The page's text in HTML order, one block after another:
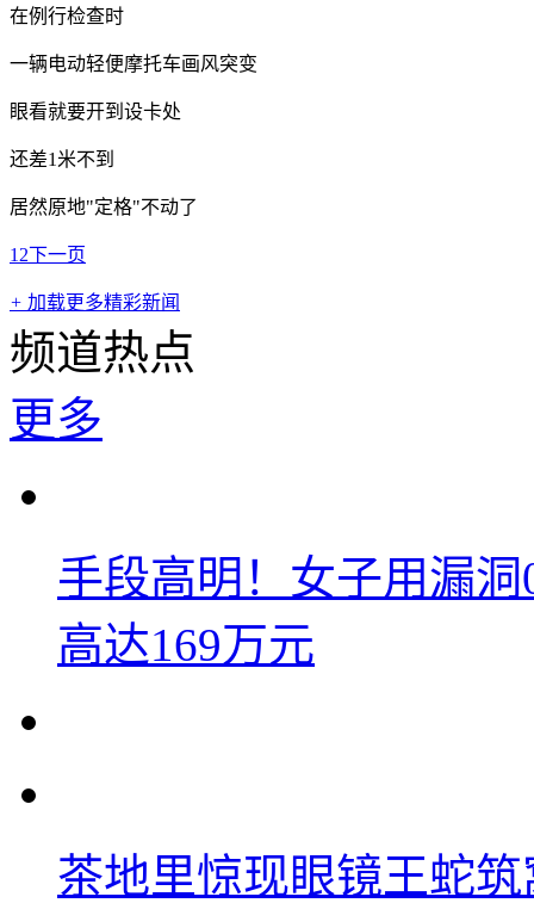
在例行检查时
一辆电动轻便摩托车画风突变
眼看就要开到设卡处
还差1米不到
居然原地"定格"不动了
1 2下一页
+ 加载更多精彩新闻
频道热点
更多
手段高明！女子用漏
高达169万元
茶地里惊现眼镜王蛇